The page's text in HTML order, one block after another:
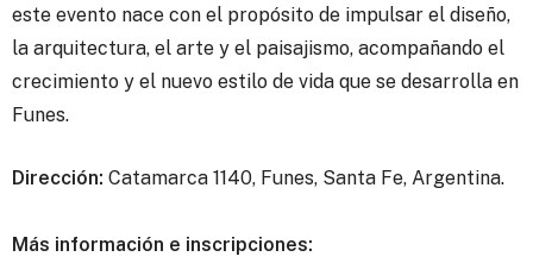
este evento nace con el propósito de impulsar el diseño,
la arquitectura, el arte y el paisajismo, acompañando el
crecimiento y el nuevo estilo de vida que se desarrolla en
Funes.
Dirección: Catamarca 1140, Funes, Santa Fe, Argentina.
Más información e inscripciones: